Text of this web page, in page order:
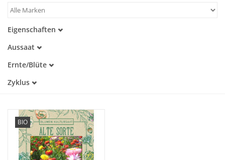
Für Kinder
Geschenkideen
Katalog
Eigenschaften
Alte Sorte
Warmkeimer
Aussaat
April
Mai
Ernte/Blüte
August
Oktober
Zyklus
BIO